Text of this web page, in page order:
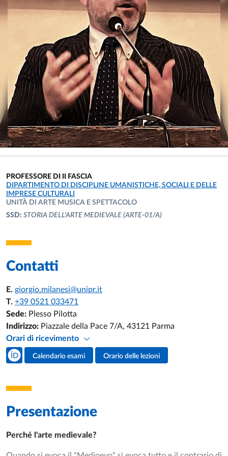
PROFESSORE DI II FASCIA
UNITÀ ORGANIZZATIVA AFFERENTE:
DIPARTIMENTO DI DISCIPLINE UMANISTICHE, SOCIALI E DELLE
IMPRESE CULTURALI
UNITÀ DI ARTE MUSICA E SPETTACOLO
SSD: STORIA DELL'ARTE MEDIEVALE (ARTE-01/A)
Contatti
E. giorgio.milanesi@unipr.it
T. +39 0521 033471
Sede: Plesso Pilotta
Indirizzo: Piazzale della Pace 7/A, 43121 Parma
Orari di ricevimento
Social del docente
Calendario esami Orario delle lezioni
Presentazione
Perché l'arte medievale?